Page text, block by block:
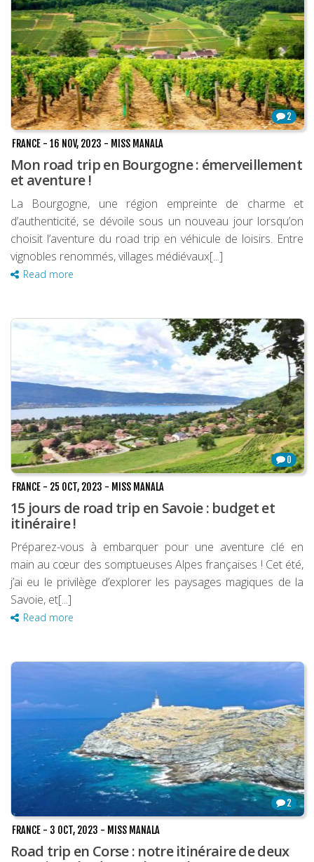
2
FRANCE - 16 NOV, 2023 - MISS MANALA
Mon road trip en Bourgogne : émerveillement
et aventure !
La Bourgogne, une région empreinte de charme et
d’authenticité, se dévoile sous un nouveau jour lorsqu’on
choisit l’aventure du road trip en véhicule de loisirs. Entre
vignobles renommés, villages médiévaux[...]
Read more
0
FRANCE - 25 OCT, 2023 - MISS MANALA
15 jours de road trip en Savoie : budget et
itinéraire !
Préparez-vous à embarquer pour une aventure clé en
main au cœur des somptueuses Alpes françaises ! Cet été,
j’ai eu le privilège d’explorer les paysages magiques de la
Savoie, et[...]
Read more
2
FRANCE - 3 OCT, 2023 - MISS MANALA
Road trip en Corse : notre itinéraire de deux